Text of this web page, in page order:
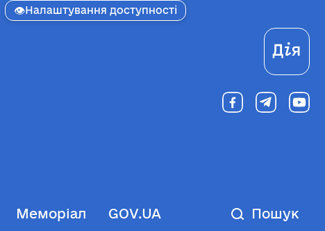
👁Налаштування доступності
Меморіал GOV.UA Пошук